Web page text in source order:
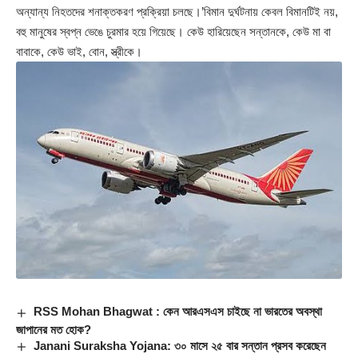
অন্যান্য নিহতদের শনাক্তকরণ প্রক্রিয়া চলছে।’বিমান দুর্ঘটনায় কেবল বিমানটিই নয়,
বহু মানুষের স্বপ্ন ভেঙে চুরমার হয়ে গিয়েছে। কেউ হারিয়েছেন সন্তানকে, কেউ মা বা
বাবাকে, কেউ ভাই, বোন, স্ত্রীকে।
RSS Mohan Bhagwat : কেন আরএসএস চাইছে না ভারতের অবস্থা
জাপানের মত হোক?
Janani Suraksha Yojana: ৩০ মাসে ২৫ বার সন্তান প্রসব করেছেন